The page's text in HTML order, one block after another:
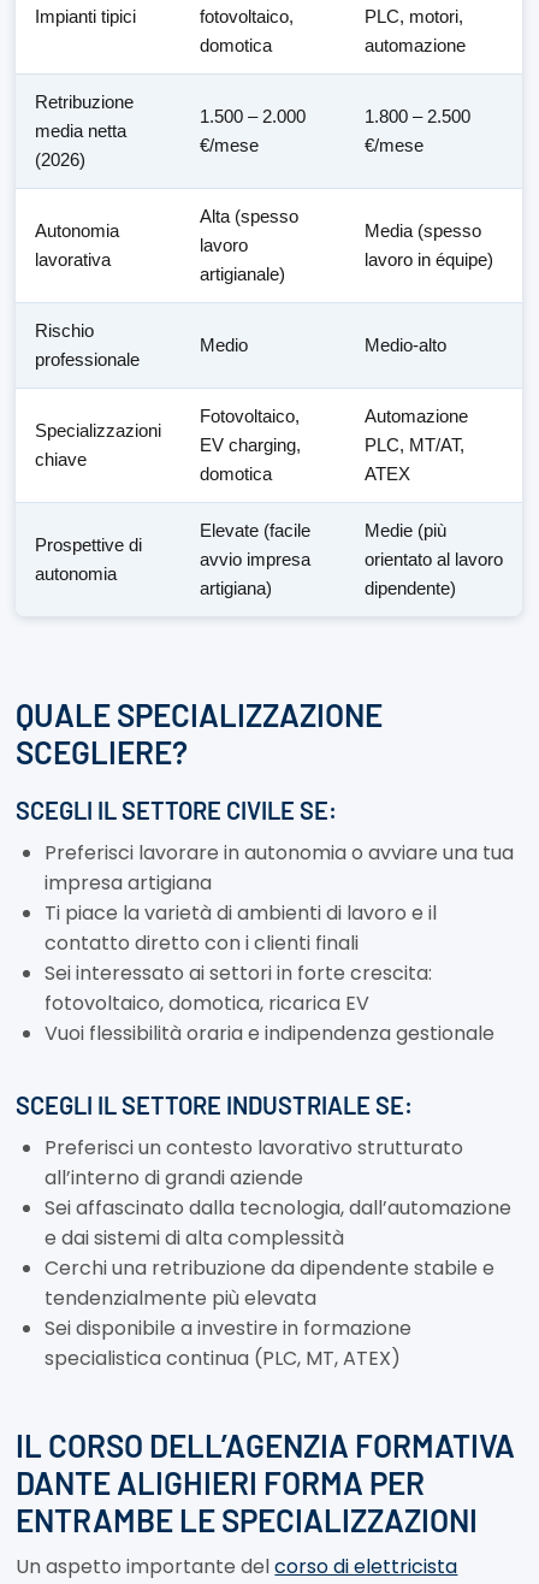
Impianti tipici
fotovoltaico,
domotica
PLC, motori,
automazione
Retribuzione
media netta
(2026)
1.500 – 2.000
€/mese
1.800 – 2.500
€/mese
Autonomia
lavorativa
Alta (spesso
lavoro
artigianale)
Media (spesso
lavoro in équipe)
Rischio
professionale
Medio Medio-alto
Specializzazioni
chiave
Fotovoltaico,
EV charging,
domotica
Automazione
PLC, MT/AT,
ATEX
Prospettive di
autonomia
Elevate (facile
avvio impresa
artigiana)
Medie (più
orientato al lavoro
dipendente)
QUALE SPECIALIZZAZIONE
SCEGLIERE?
SCEGLI IL SETTORE CIVILE SE:
Preferisci lavorare in autonomia o avviare una tua
impresa artigiana
Ti piace la varietà di ambienti di lavoro e il
contatto diretto con i clienti finali
Sei interessato ai settori in forte crescita:
fotovoltaico, domotica, ricarica EV
Vuoi flessibilità oraria e indipendenza gestionale
SCEGLI IL SETTORE INDUSTRIALE SE:
Preferisci un contesto lavorativo strutturato
all’interno di grandi aziende
Sei affascinato dalla tecnologia, dall’automazione
e dai sistemi di alta complessità
Cerchi una retribuzione da dipendente stabile e
tendenzialmente più elevata
Sei disponibile a investire in formazione
specialistica continua (PLC, MT, ATEX)
IL CORSO DELL’AGENZIA FORMATIVA
DANTE ALIGHIERI FORMA PER
ENTRAMBE LE SPECIALIZZAZIONI
Un aspetto importante delcorso di elettricista